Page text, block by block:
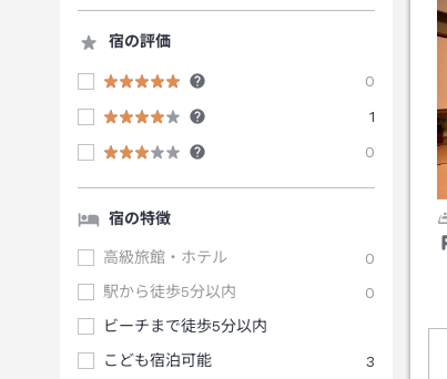
宿の評価
0
1
0
宿の特徴
高級旅館・ホテル
0
駅から徒歩5分以内
0
ビーチまで徒歩5分以内
こども宿泊可能
3